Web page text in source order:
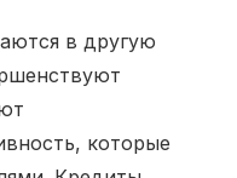
в другую
которые